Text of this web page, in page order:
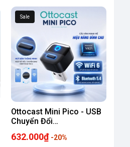
Sale
Ottocast Mini Pico - USB
Chuyển Đổi
CarPlay/Android Auto
Không Dây Siêu Nhỏ
632.000₫ -20%